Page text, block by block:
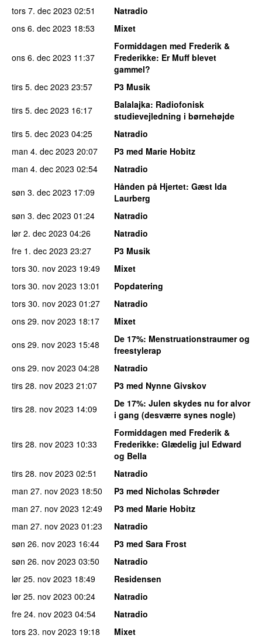
tors 7. dec 2023 02:51
Natradio
ons 6. dec 2023 18:53 Mixet
ons 6. dec 2023 11:37
Formiddagen med Frederik &
Frederikke: Er Muff blevet
gammel?
tirs 5. dec 2023 23:57
P3 Musik
tirs 5. dec 2023 16:17 Balalajka: Radiofonisk
studievejledning i børnehøjde
tirs 5. dec 2023 04:25
Natradio
man 4. dec 2023 20:07
P3 med Marie Hobitz
man 4. dec 2023 02:54
Natradio
søn 3. dec 2023 17:09 Hånden på Hjertet: Gæst Ida
Laurberg
søn 3. dec 2023 01:24
Natradio
lør 2. dec 2023 04:26
Natradio
fre 1. dec 2023 23:27
P3 Musik
tors 30. nov 2023 19:49
Mixet
tors 30. nov 2023 13:01
Popdatering
tors 30. nov 2023 01:27
Natradio
ons 29. nov 2023 18:17
Mixet
ons 29. nov 2023 15:48 De 17%: Menstruationstraumer og
freestylerap
ons 29. nov 2023 04:28
Natradio
tirs 28. nov 2023 21:07
P3 med Nynne Givskov
tirs 28. nov 2023 14:09 De 17%: Julen skydes nu for alvor
i gang (desværre synes nogle)
tirs 28. nov 2023 10:33
Formiddagen med Frederik &
Frederikke: Glædelig jul Edward
og Bella
tirs 28. nov 2023 02:51
Natradio
man 27. nov 2023 18:50
P3 med Nicholas Schrøder
man 27. nov 2023 12:49
P3 med Marie Hobitz
man 27. nov 2023 01:23
Natradio
søn 26. nov 2023 16:44
P3 med Sara Frost
søn 26. nov 2023 03:50
Natradio
lør 25. nov 2023 18:49
Residensen
lør 25. nov 2023 00:24
Natradio
fre 24. nov 2023 04:54
Natradio
tors 23. nov 2023 19:18 Mixet